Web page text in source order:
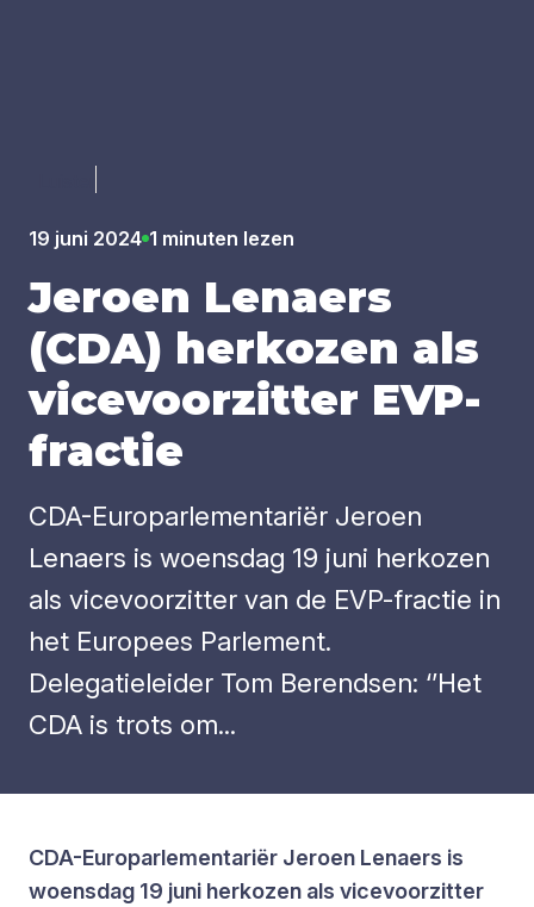
19 juni 2024 1 minuten lezen
Jeroen Lenaers
(CDA) her­ko­zen als
vice­voor­zit­ter EVP-
frac­tie
CDA-Europarlementariër Jeroen
Lenaers is woensdag 19 juni herkozen
als vicevoorzitter van de EVP-fractie in
het Europees Parlement.
Delegatieleider Tom Berendsen: ‘’Het
CDA is trots om...
CDA-Europarlementariër Jeroen Lenaers is
woensdag 19 juni herkozen als vicevoorzitter